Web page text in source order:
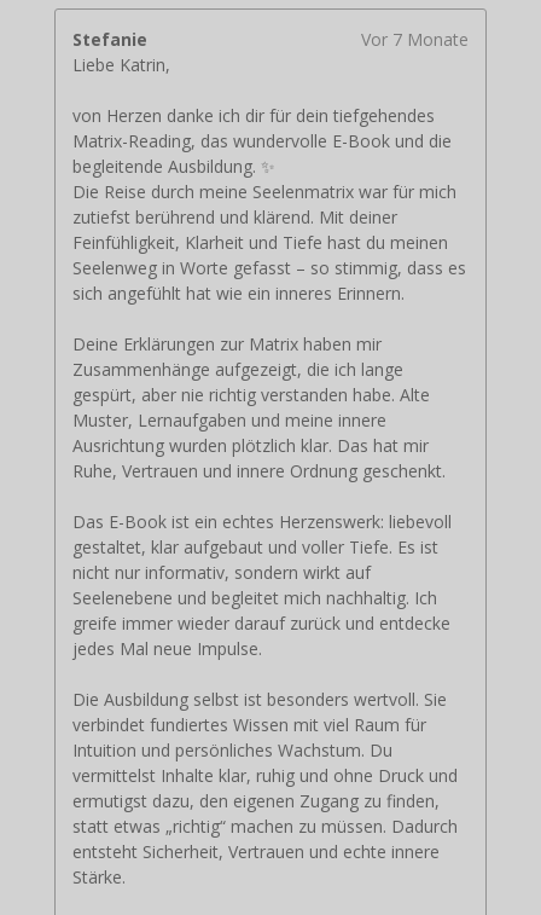
Stefanie
Vor 7 Monate
Liebe Katrin,
von Herzen danke ich dir für dein tiefgehendes
Matrix-Reading, das wundervolle E-Book und die
begleitende Ausbildung. ✨
Die Reise durch meine Seelenmatrix war für mich
zutiefst berührend und klärend. Mit deiner
Feinfühligkeit, Klarheit und Tiefe hast du meinen
Seelenweg in Worte gefasst – so stimmig, dass es
sich angefühlt hat wie ein inneres Erinnern.
Deine Erklärungen zur Matrix haben mir
Zusammenhänge aufgezeigt, die ich lange
gespürt, aber nie richtig verstanden habe. Alte
Muster, Lernaufgaben und meine innere
Ausrichtung wurden plötzlich klar. Das hat mir
Ruhe, Vertrauen und innere Ordnung geschenkt.
Das E-Book ist ein echtes Herzenswerk: liebevoll
gestaltet, klar aufgebaut und voller Tiefe. Es ist
nicht nur informativ, sondern wirkt auf
Seelenebene und begleitet mich nachhaltig. Ich
greife immer wieder darauf zurück und entdecke
jedes Mal neue Impulse.
Die Ausbildung selbst ist besonders wertvoll. Sie
verbindet fundiertes Wissen mit viel Raum für
Intuition und persönliches Wachstum. Du
vermittelst Inhalte klar, ruhig und ohne Druck und
ermutigst dazu, den eigenen Zugang zu finden,
statt etwas „richtig“ machen zu müssen. Dadurch
entsteht Sicherheit, Vertrauen und echte innere
Stärke.